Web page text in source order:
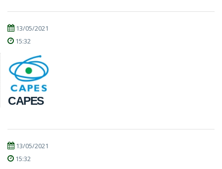
13/05/2021
15:32
CAPES
13/05/2021
15:32